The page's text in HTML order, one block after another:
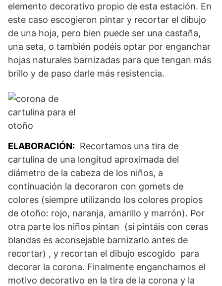
elemento decorativo propio de esta estación. En
este caso escogieron pintar y recortar el dibujo
de una hoja, pero bien puede ser una castaña,
una seta, o también podéis optar por enganchar
hojas naturales barnizadas para que tengan más
brillo y de paso darle más resistencia.
ELABORACIÓN: Recortamos una tira de
cartulina de una longitud aproximada del
diámetro de la cabeza de los niños, a
continuación la decoraron con gomets de
colores (siempre utilizando los colores propios
de otoño: rojo, naranja, amarillo y marrón). Por
otra parte los niños pintan (si pintáis con ceras
blandas es aconsejable barnizarlo antes de
recortar) , y recortan el dibujo escogido para
decorar la corona. Finalmente enganchamos el
motivo decorativo en la tira de la corona y la